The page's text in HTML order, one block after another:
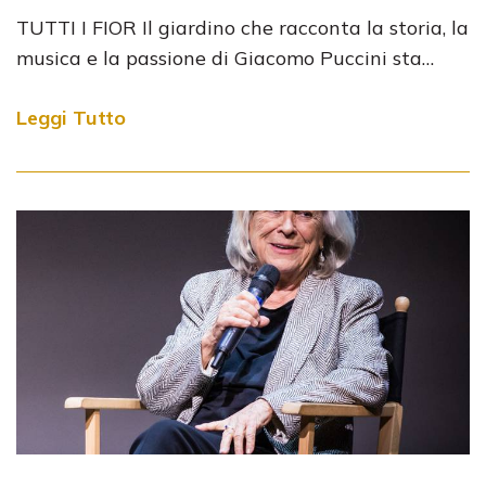
TUTTI I FIOR Il giardino che racconta la storia, la
musica e la passione di Giacomo Puccini sta…
Leggi Tutto